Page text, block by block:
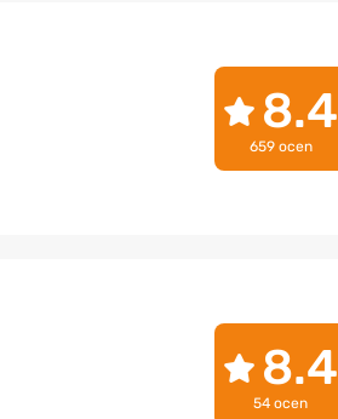
8.4
659 ocen
8.4
54 ocen